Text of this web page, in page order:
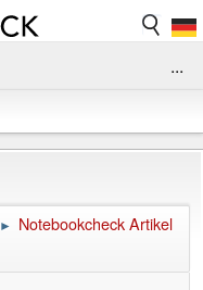
...
► Notebookcheck Artikel